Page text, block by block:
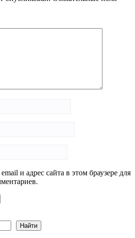
и адрес сайта в этом браузере для
Найти